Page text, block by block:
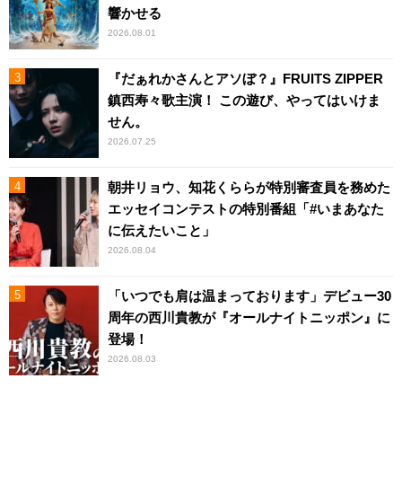
響かせる
2026.08.01
『だぁれかさんとアソぼ？』FRUITS ZIPPER
鎮西寿々歌主演！ この遊び、やってはいけま
せん。
2026.07.25
朝井リョウ、知花くららが特別審査員を務めた
エッセイコンテストの特別番組「#いまあなた
に伝えたいこと」
2026.08.04
「いつでも肩は温まっております」デビュー30
周年の西川貴教が『オールナイトニッポン』に
登場！
2026.08.03